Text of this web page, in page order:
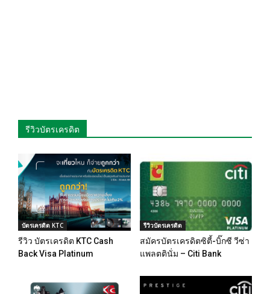
รีวิวบัตรเครดิต
บัตรเครดิต KTC
รีวิว บัตรเครดิต KTC Cash
Back Visa Platinum
รีวิวบัตรเครดิต
สมัครบัตรเครดิตซิตี้-บิ๊กซี วีซ่า
แพลตตินั่ม – Citi Bank